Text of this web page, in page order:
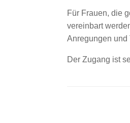
Für Frauen, die
vereinbart
Anregungen und
Der Zugang ist